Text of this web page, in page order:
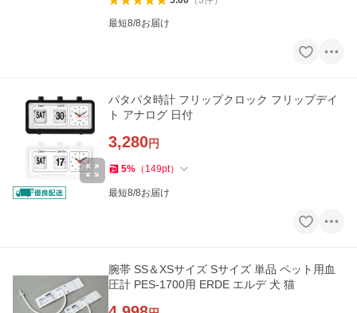
最短8/8お届け
パタパタ時計 フリップクロック フリップデイ
ト アナログ 日付
3,280円
5% （ 149pt）
最短8/8お届け
腕帯 SS＆XSサイズ Sサイズ 単品 ペット用血
圧計 PES-1700用 ERDE エルデ 犬 猫